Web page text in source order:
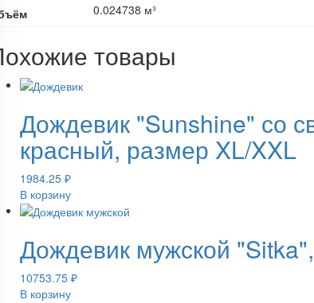
0.024738 м³
товары
Дождевик "Sunshine" со
красный, размер XL/XXL
1984.25 ₽
В корзину
Дождевик мужской
10753.75 ₽
В корзину